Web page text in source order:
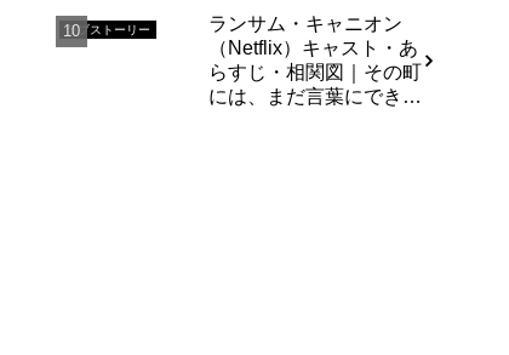
ラブストーリー
ランサム・キャニオン
（Netflix）キャスト・あ
らすじ・相関図｜その町
には、まだ言葉にできな